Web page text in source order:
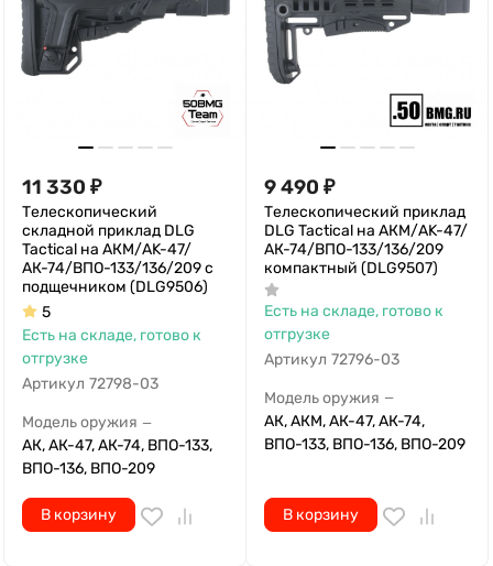
11 330 ₽
Телескопический
складной приклад DLG
Tactical на АКМ/AK-47/
АК-74/ВПО-133/136/209 с
подщечником (DLG9506)
5
Есть на складе, готово к
отгрузке
Артикул 72798-03
Модель оружия —
АК, АК-47, АК-74, ВПО-133,
ВПО-136, ВПО-209
В корзину
9 490 ₽
Телескопический приклад
DLG Tactical на АКМ/AK-47/
АК-74/ВПО-133/136/209
компактный (DLG9507)
Есть на складе, готово к
отгрузке
Артикул 72796-03
Модель оружия —
АК, АКМ, АК-47, АК-74,
ВПО-133, ВПО-136, ВПО-209
В корзину